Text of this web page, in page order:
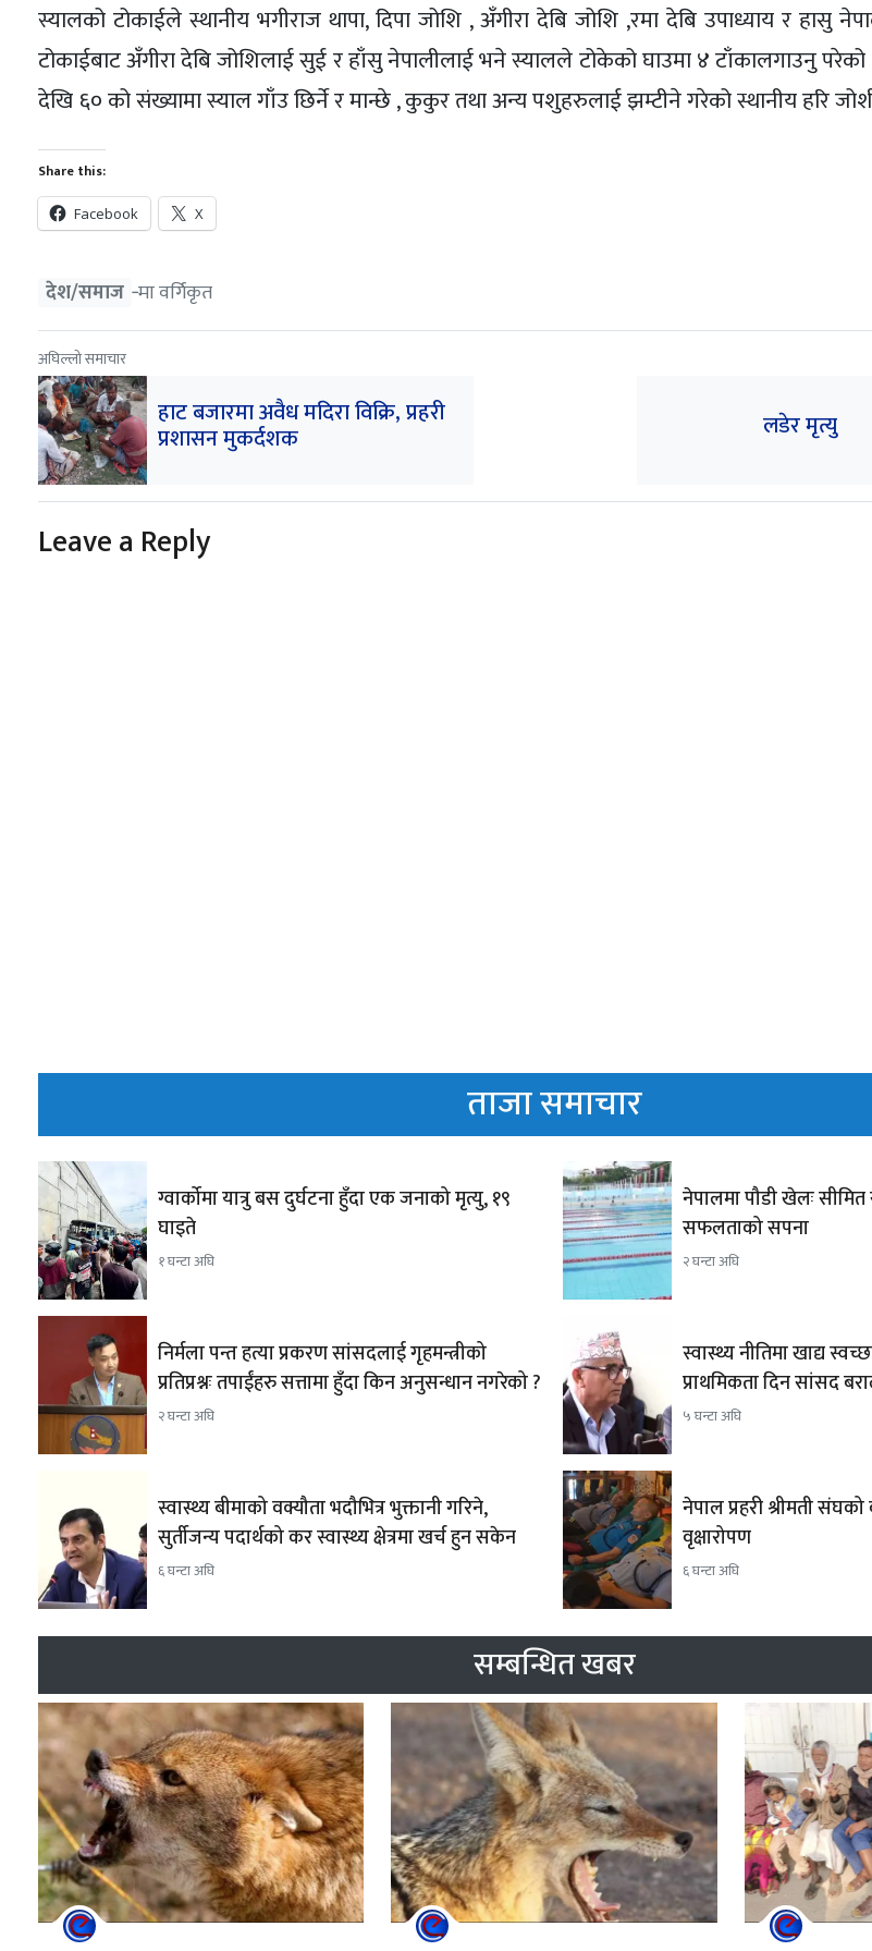
स्यालको टोकाईले स्थानीय भगीराज थापा, दिपा जोशि , अँगीरा देबि जोशि ,रमा देबि उपाध्याय र हासु
टोकाईबाट अँगीरा देबि जोशिलाई सुई र हाँसु नेपालीलाई भने स्यालले टोकेको घाउमा ४ टाँकालगाउनु
देखि ६० को संख्यामा स्याल गाँउ छिर्ने र मान्छे , कुकुर तथा अन्य पशुहरुलाई झम्टीने गरेको स्थानीय हरि
Share this:
Facebook X
देश/समाज ‐मा वर्गिकृत
अघिल्लो समाचार
हाट बजारमा अवैध मदिरा विक्रि, प्रहरी
प्रशासन मुकर्दशक लडेर मृत्यु
Leave a Reply
ताजा समाचार
ग्वार्कोमा यात्रु बस दुर्घटना हुँदा एक जनाको मृत्यु, १९
घाइते
१ घन्टा अघि
नेपालमा पौडी खेलः सीमित
सफलताको सपना
२ घन्टा अघि
निर्मला पन्त हत्या प्रकरण सांसदलाई गृहमन्त्रीको
प्रतिप्रश्नः तपाईंहरु सत्तामा हुँदा किन अनुसन्धान नगरेको ?
२ घन्टा अघि
स्वास्थ्य नीतिमा खाद्य
प्राथमिकता दिन सांसद
५ घन्टा अघि
स्वास्थ्य बीमाको वक्यौता भदौभित्र भुक्तानी गरिने,
सुर्तीजन्य पदार्थको कर स्वास्थ्य क्षेत्रमा खर्च हुन सकेन
६ घन्टा अघि
नेपाल प्रहरी श्रीमती संघको
वृक्षारोपण
६ घन्टा अघि
सम्बन्धित खबर